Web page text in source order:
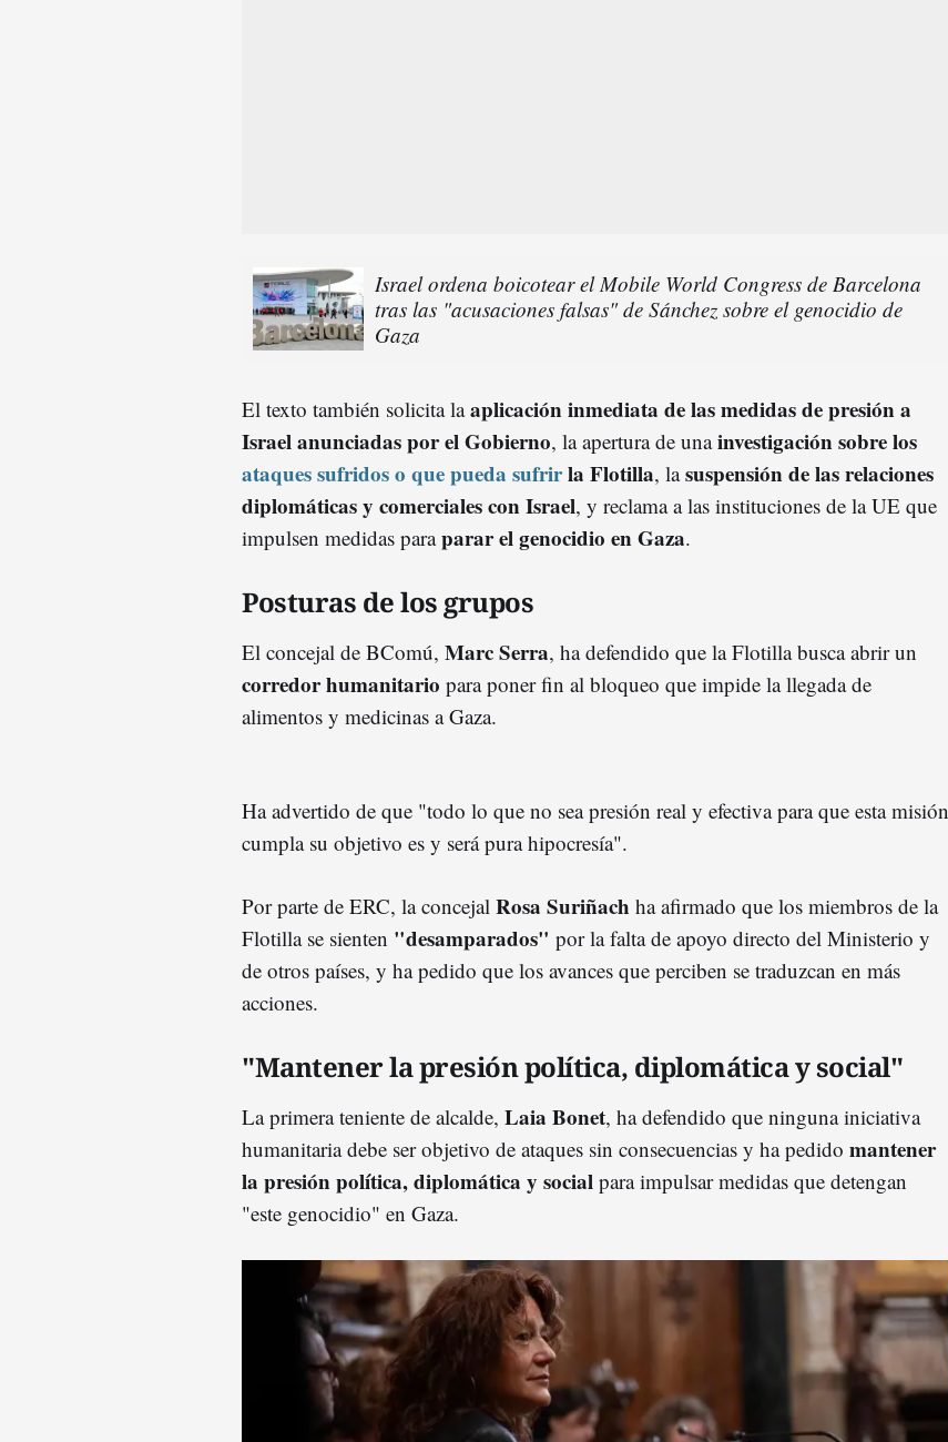
Israel ordena boicotear el Mobile World Congress de Barcelona
tras las "acusaciones falsas" de Sánchez sobre el genocidio de
Gaza
El texto también solicita laaplicación inmediata de las medidas de presión a
Israel anunciadas por el Gobierno, la apertura de unainvestigación sobre los
ataques sufridos o que pueda sufrirla Flotilla, lasuspensión de las relaciones
diplomáticas y comerciales con Israel, y reclama a las instituciones de la UE que
impulsen medidas paraparar el genocidio en Gaza.
Posturas de los grupos
El concejal de BComú, Marc Serra, ha defendido que la Flotilla busca abrir un
corredor humanitario para poner fin al bloqueo que impide la llegada de
alimentos y medicinas a Gaza.
Ha advertido de que "todo lo que no sea presión real y efectiva para que esta misión
cumpla su objetivo es y será pura hipocresía".
Por parte de ERC, la concejal Rosa Suriñach ha afirmado que los miembros de la
Flotilla se sienten "desamparados" por la falta de apoyo directo del Ministerio y
de otros países, y ha pedido que los avances que perciben se traduzcan en más
acciones.
"Mantener la presión política, diplomática y social"
La primera teniente de alcalde, Laia Bonet, ha defendido que ninguna iniciativa
humanitaria debe ser objetivo de ataques sin consecuencias y ha pedido mantener
la presión política, diplomática y social para impulsar medidas que detengan
"este genocidio" en Gaza.